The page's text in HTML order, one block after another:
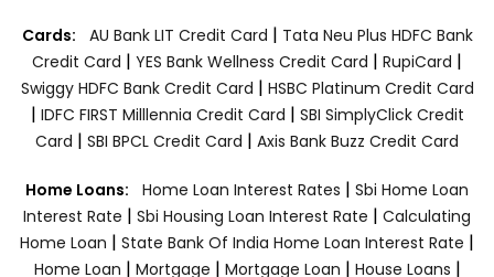
Cards: AU Bank LIT Credit Card | Tata Neu Plus HDFC Bank
Credit Card | YES Bank Wellness Credit Card | RupiCard |
Swiggy HDFC Bank Credit Card | HSBC Platinum Credit Card
| IDFC FIRST Milllennia Credit Card | SBI SimplyClick Credit
Card | SBI BPCL Credit Card | Axis Bank Buzz Credit Card
Home Loans: Home Loan Interest Rates | Sbi Home Loan
Interest Rate | Sbi Housing Loan Interest Rate | Calculating
Home Loan | State Bank Of India Home Loan Interest Rate |
Home Loan | Mortgage | Mortgage Loan | House Loans |